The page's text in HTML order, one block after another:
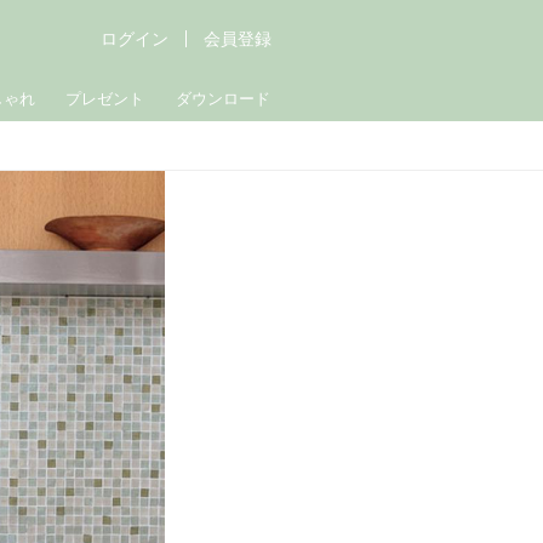
ゃれ プレゼント ダウンロード
ログイン 会員登録